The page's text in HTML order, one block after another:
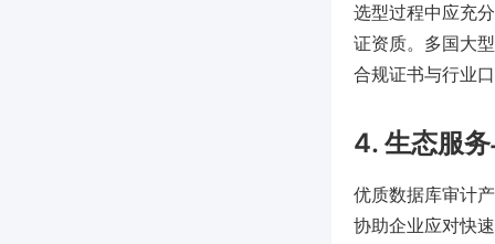
选型过程中应充
证资质。多国大
合规证书与行业
4. 生态服
优质数据库审计
协助企业应对快